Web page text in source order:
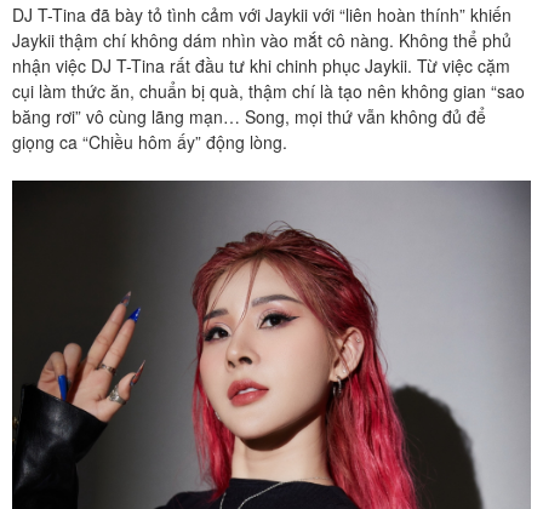
DJ T-Tina đã bày tỏ tình cảm với Jaykii với “liên hoàn thính” khiến
Jaykii thậm chí không dám nhìn vào mắt cô nàng. Không thể phủ
nhận việc DJ T-Tina rất đầu tư khi chinh phục Jaykii. Từ việc cặm
cụi làm thức ăn, chuẩn bị quà, thậm chí là tạo nên không gian “sao
băng rơi” vô cùng lãng mạn… Song, mọi thứ vẫn không đủ để
giọng ca “Chiều hôm ấy” động lòng.